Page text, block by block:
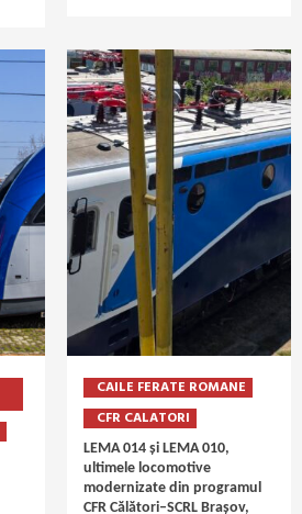
CAILE FERATE ROMANE
CFR CALATORI
LEMA 014 și LEMA 010,
ultimele locomotive
modernizate din programul
CFR Călători–SCRL Brașov,